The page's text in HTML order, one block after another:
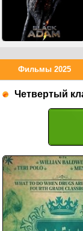
Четвертый
Фильмы 2025